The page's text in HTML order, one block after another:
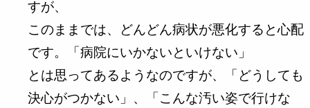
すが、
このままでは、どんどん病状が悪化すると心配
です。「病院にいかないといけない」
とは思ってあるようなのですが、「どうしても
決心がつかない」、「こんな汚い姿で行けな